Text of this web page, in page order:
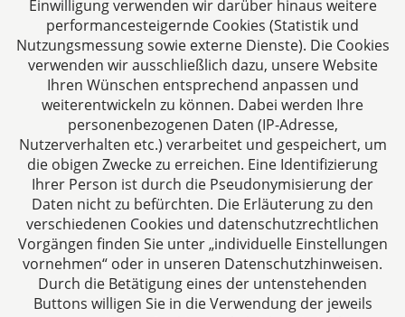
Das europäische Kanzlei-Netzwerk
Zertifiziertes Kanzleimanagement
Einwilligung verwenden wir darüber hinaus weitere
performancesteigernde Cookies (Statistik und
Nutzungsmessung sowie externe Dienste). Die Cookies
verwenden wir ausschließlich dazu, unsere Website
Ihren Wünschen entsprechend anpassen und
weiterentwickeln zu können. Dabei werden Ihre
personenbezogenen Daten (IP-Adresse,
Nutzerverhalten etc.) verarbeitet und gespeichert, um
die obigen Zwecke zu erreichen. Eine Identifizierung
Ihrer Person ist durch die Pseudonymisierung der
Daten nicht zu befürchten. Die Erläuterung zu den
verschiedenen Cookies und datenschutzrechtlichen
Vorgängen finden Sie unter „individuelle Einstellungen
vornehmen“ oder in unseren Datenschutzhinweisen.
Durch die Betätigung eines der untenstehenden
Buttons willigen Sie in die Verwendung der jeweils